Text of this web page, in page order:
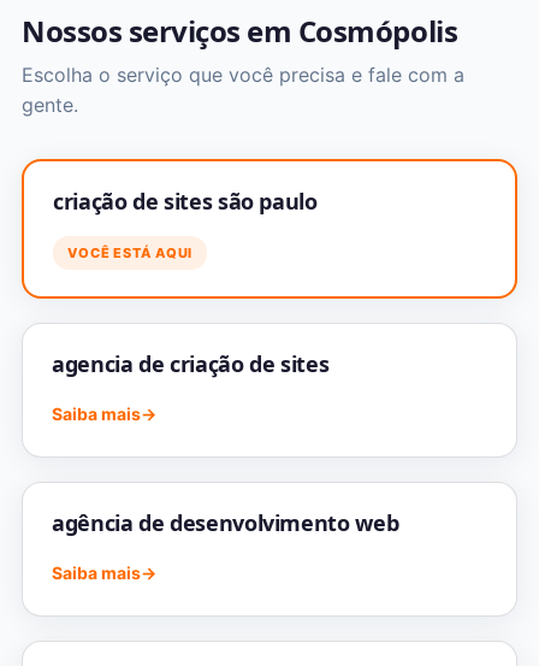
Nossos serviços em Cosmópolis
Escolha o serviço que você precisa e fale com a
gente.
criação de sites são paulo
VOCÊ ESTÁ AQUI
agencia de criação de sites
Saiba mais→
agência de desenvolvimento web
Saiba mais→